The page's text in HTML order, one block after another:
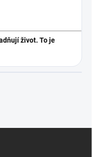
život. To je